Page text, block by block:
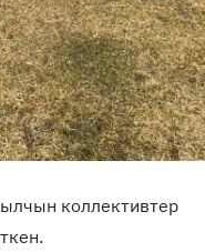
коллективтер